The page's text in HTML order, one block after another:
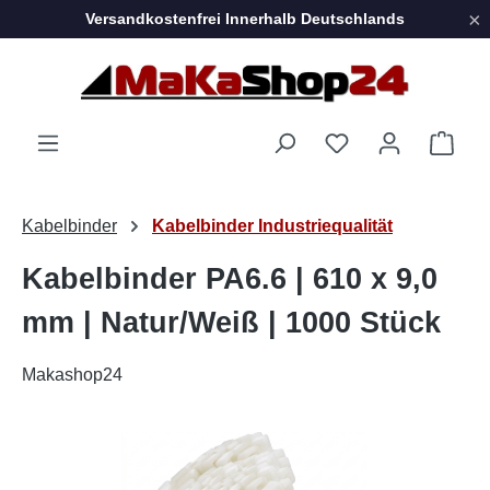
Zum Hauptinhalt springen
Versandkostenfrei Innerhalb Deutschlands ×
Kabelbinder Kabelbinder Industriequalität
Kabelbinder PA6.6 | 610 x 9,0
mm | Natur/Weiß | 1000 Stück
Makashop24
Bildergalerie überspringen